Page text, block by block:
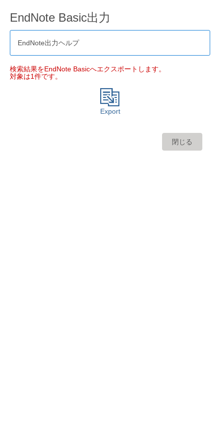
EndNote Basic出力
EndNote出力ヘルプ
検索結果をEndNote Basicへエクスポートします。
対象は1件です。
Export